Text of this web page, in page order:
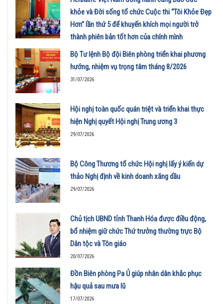
khỏe và Đời sống tổ chức Cuộc thi “Tôi Khỏe Đẹp
Hơn” lần thứ 5 để khuyến khích mọi người trở
thành phiên bản tốt hơn của chính mình
01/08/2026
Bộ Tư lệnh Bộ đội Biên phòng triển khai phương
hướng, nhiệm vụ trọng tâm tháng 8/2026
31/07/2026
Hội nghị toàn quốc quán triệt và triển khai thực
hiện Nghị quyết Hội nghị Trung ương 3
29/07/2026
Bộ Công Thương tổ chức Hội nghị lấy ý kiến dự
thảo Nghị định về kinh doanh xăng dầu
29/07/2026
Chủ tịch UBND tỉnh Thanh Hóa được điều động,
bổ nhiệm giữ chức Thứ trưởng thường trực Bộ
Dân tộc và Tôn giáo
20/07/2026
Đồn Biên phòng Pa Ủ giúp nhân dân khắc phục
hậu quả sau mưa lũ
17/07/2026